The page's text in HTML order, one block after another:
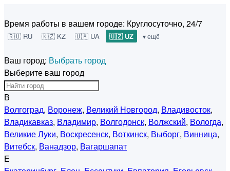
Время работы в вашем городе: Круглосуточно, 24/7
🇷🇺 RU 🇰🇿 KZ 🇺🇦 UA 🇺🇿 UZ ▾ ещё
Ваш город: Выбрать город
Выберите ваш город
В
Волгоград, Воронеж, Великий Новгород, Владивосток,
Владикавказ, Владимир, Волгодонск, Волжский, Вологда,
Великие Луки, Воскресенск, Воткинск, Выборг, Винница,
Витебск, Ванадзор, Вагаршапат
Е